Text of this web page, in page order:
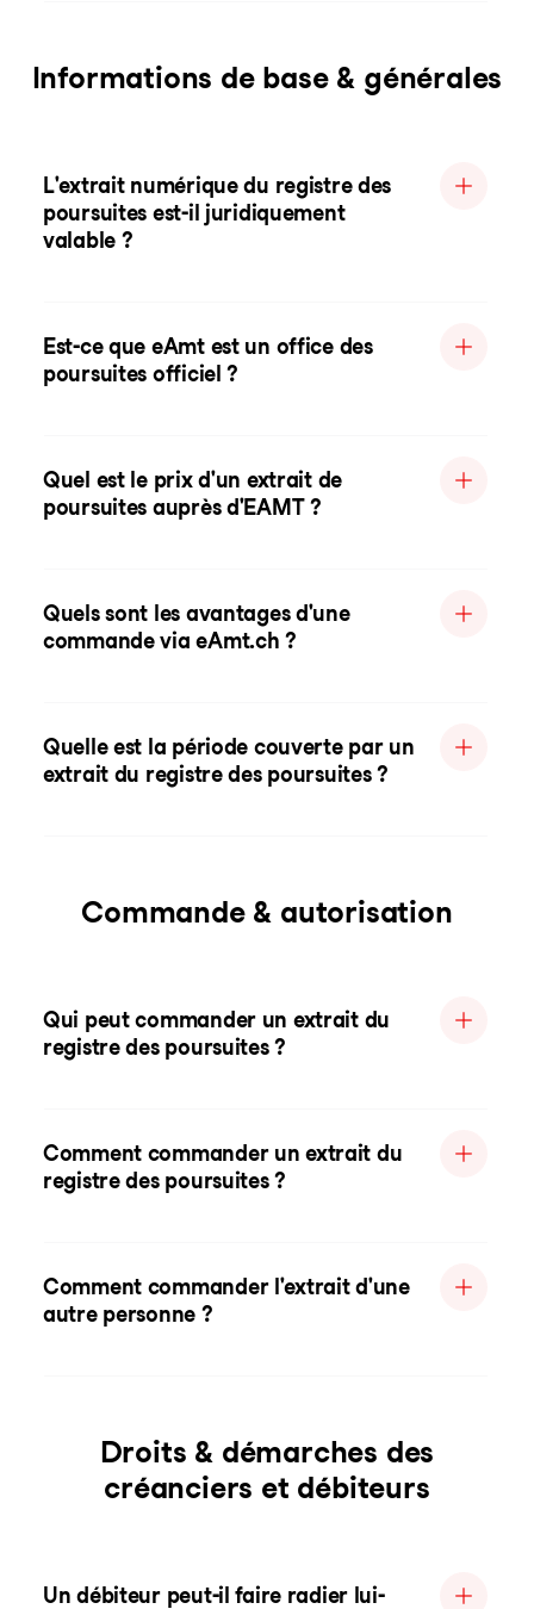
Informations de base & générales
L'extrait numérique du registre des
poursuites est-il juridiquement
valable ?
Est-ce que eAmt est un office des
poursuites officiel ?
Quel est le prix d'un extrait de
poursuites auprès d'EAMT ?
Quels sont les avantages d'une
commande via eAmt.ch ?
Quelle est la période couverte par un
extrait du registre des poursuites ?
Commande & autorisation
Qui peut commander un extrait du
registre des poursuites ?
Comment commander un extrait du
registre des poursuites ?
Comment commander l'extrait d'une
autre personne ?
Droits & démarches des
créanciers et débiteurs
Un débiteur peut-il faire radier lui-